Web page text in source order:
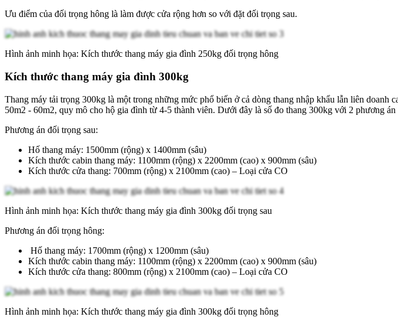
Ưu điểm của đối trọng hông là làm được cửa rộng hơn so với đặt đối trọng sau.
Hình ảnh minh họa: Kích thước thang máy gia đình 250kg đối trọng hông
Kích thước thang máy gia đình 300kg
Thang máy tải trọng 300kg là một trong những mức phổ biến ở cả dòng thang nhập khẩu lẫn liên
50m2 - 60m2, quy mô cho hộ gia đình từ 4-5 thành viên. Dưới đây là số đo thang 300kg với 2 phương
Phương án đối trọng sau:
Hố thang máy: 1500mm (rộng) x 1400mm (sâu)
Kích thước cabin thang máy: 1100mm (rộng) x 2200mm (cao) x 900mm (sâu)
Kích thước cửa thang: 700mm (rộng) x 2100mm (cao) – Loại cửa CO
Hình ảnh minh họa: Kích thước thang máy gia đình 300kg đối trọng sau
Phương án đối trọng hông:
Hố thang máy: 1700mm (rộng) x 1200mm (sâu)
Kích thước cabin thang máy: 1100mm (rộng) x 2200mm (cao) x 900mm (sâu)
Kích thước cửa thang: 800mm (rộng) x 2100mm (cao) – Loại cửa CO
Hình ảnh minh họa: Kích thước thang máy gia đình 300kg đối trọng hông